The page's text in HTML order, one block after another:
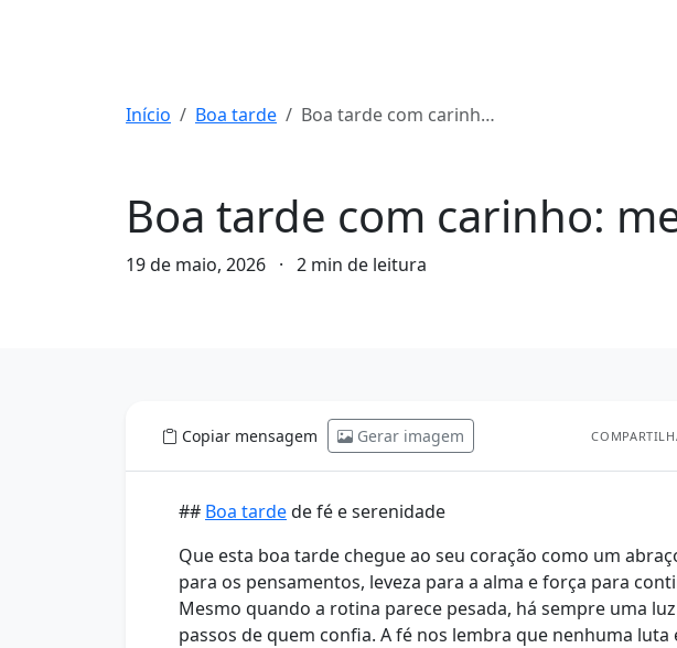
Início Boa tarde Boa tarde com carinho: mensagens
Boa tarde com carinho:
19 de maio, 2026 · 2 min de leitura
Copiar mensagem Gerar imagem
## Boa tardede fé e serenidade
Que esta boa tarde chegue ao seu coração como um
para os pensamentos, leveza para a alma e força para
Mesmo quando a rotina parece pesada, há sempre uma
passos de quem confia. A fé nos lembra que nenhuma luta